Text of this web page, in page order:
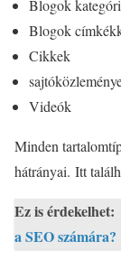
Blogok
Blogok
Cikkek
Videók
Minden
hátrányai. Itt
Ez is érdekelhet:
a SEO számára?